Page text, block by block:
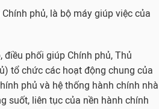
phủ, là bộ máy giúp việc của
phối giúp Chính phủ, Thủ
tổ chức các hoạt động chung của
phủ và hệ thống hành chính nhà
suốt, liên tục của nền hành chính